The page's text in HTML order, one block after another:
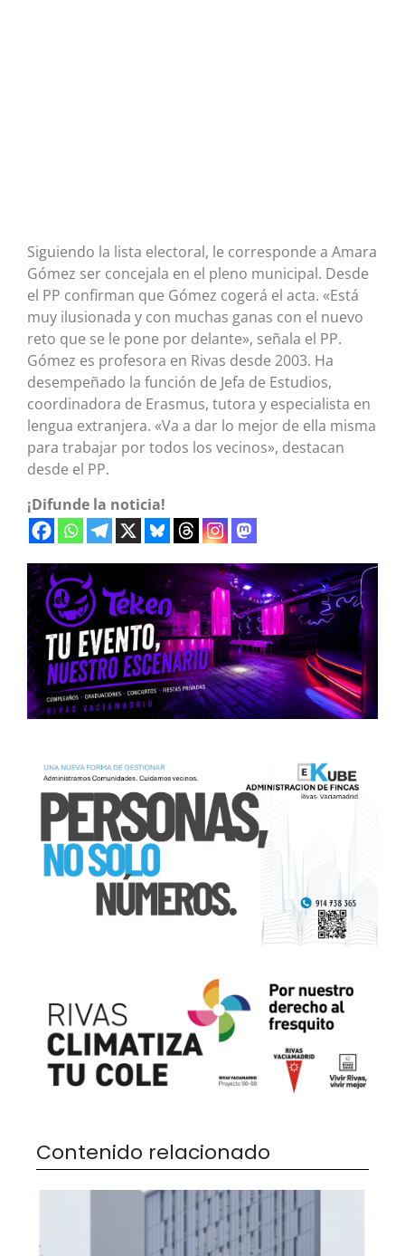
Siguiendo la lista electoral, le corresponde a Amara
Gómez ser concejala en el pleno municipal. Desde
el PP confirman que Gómez cogerá el acta. «Está
muy ilusionada y con muchas ganas con el nuevo
reto que se le pone por delante», señala el PP.
Gómez es profesora en Rivas desde 2003. Ha
desempeñado la función de Jefa de Estudios,
coordinadora de Erasmus, tutora y especialista en
lengua extranjera. «Va a dar lo mejor de ella misma
para trabajar por todos los vecinos», destacan
desde el PP.
¡Difunde la noticia!
Contenido relacionado